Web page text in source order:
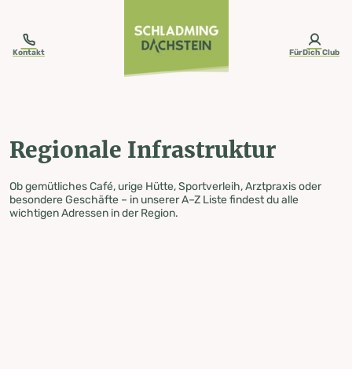
Kontakt FürDich Club
Regionale Infrastruktur
Ob gemütliches Café, urige Hütte, Sportverleih, Arztpraxis oder
besondere Geschäfte – in unserer A–Z Liste findest du alle
wichtigen Adressen in der Region.